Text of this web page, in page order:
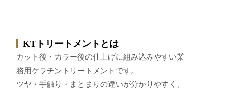
KTトリートメントとは
カット後・カラー後の仕上げに組み込みやすい業
務用ケラチントリートメントです。
ツヤ・手触り・まとまりの違いが分かりやすく、